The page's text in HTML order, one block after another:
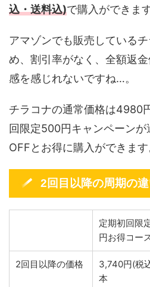
込・送料込)で購入ができます
アマゾンでも販売している
め、割引率がなく、全額返
感を感じれないですね…。
チラコナの通常価格は4980
回限定500円キャンペーン
OFFとお得に購入ができます
2回目以降の周期の
定期初回限
円お得コー
2回目以降の価格
3,740円(税
本